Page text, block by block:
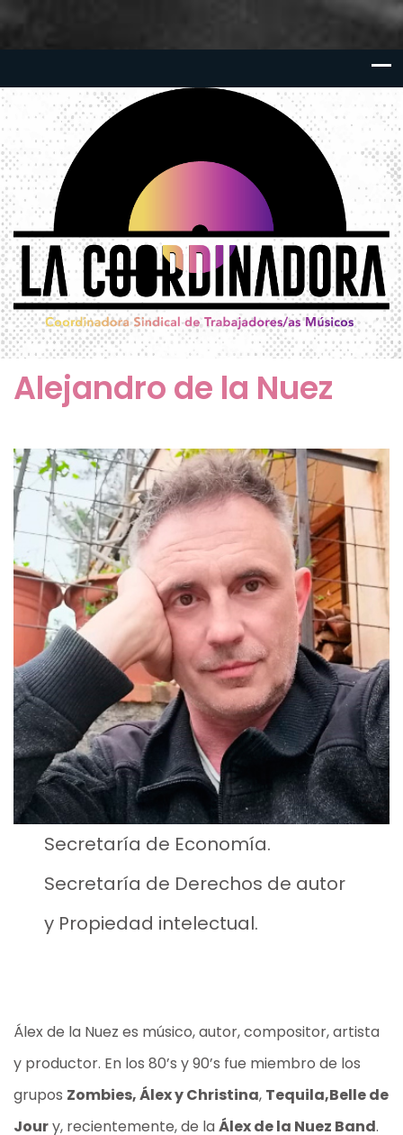
Alejandro de la Nuez
Secretaría de Economía.
Secretaría de Derechos de autor
y Propiedad intelectual.
Álex de la Nuez es músico, autor, compositor, artista
y productor. En los 80’s y 90’s fue miembro de los
grupos Zombies,Álex y Christina, Tequila,Belle de
Joury, recientemente, de laÁlex de la Nuez Band.